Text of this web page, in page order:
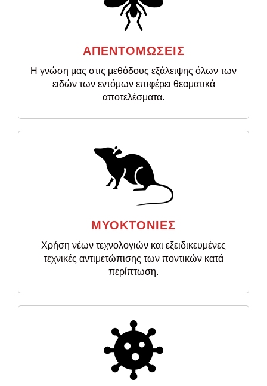
ΑΠΕΝΤΟΜΩΣΕΙΣ
Η γνώση μας στις μεθόδους εξάλειψης όλων των
ειδών των εντόμων επιφέρει θεαματικά
αποτελέσματα.
ΜΥΟΚΤΟΝΙΕΣ
Χρήση νέων τεχνολογιών και εξειδικευμένες
τεχνικές αντιμετώπισης των ποντικών κατά
περίπτωση.